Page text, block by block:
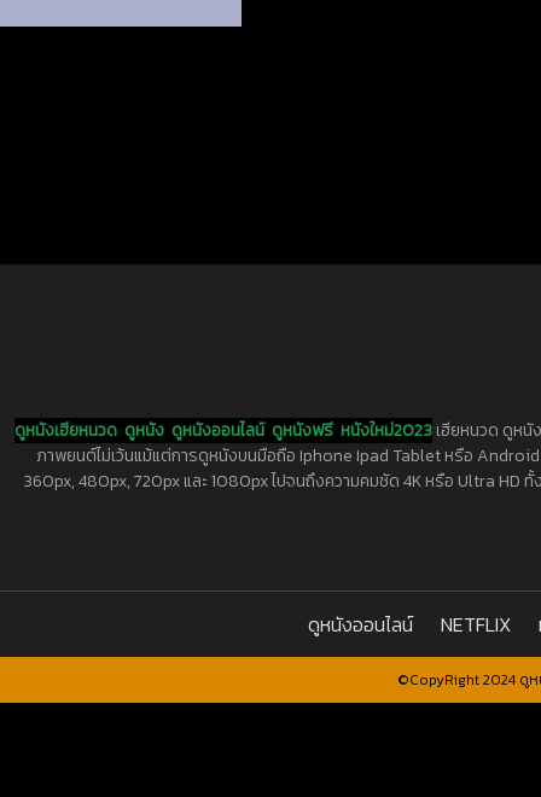
ดูหนังเฮียหนวด ดูหนัง ดูหนังออนไลน์ ดูหนังฟรี หนังใหม่2023เฮียหนวด ดูหนั
ภาพยนต์ไม่เว้นแม้แต่การดูหนังบนมือถือ Iphone Ipad Tablet หรือ
360px, 480px, 720px และ 1080px ไปจนถึงความคมชัด 4K หรือ Ultra HD
ดูหนังออนไลน์ NETFLIX
©CopyRight 2024 ดู